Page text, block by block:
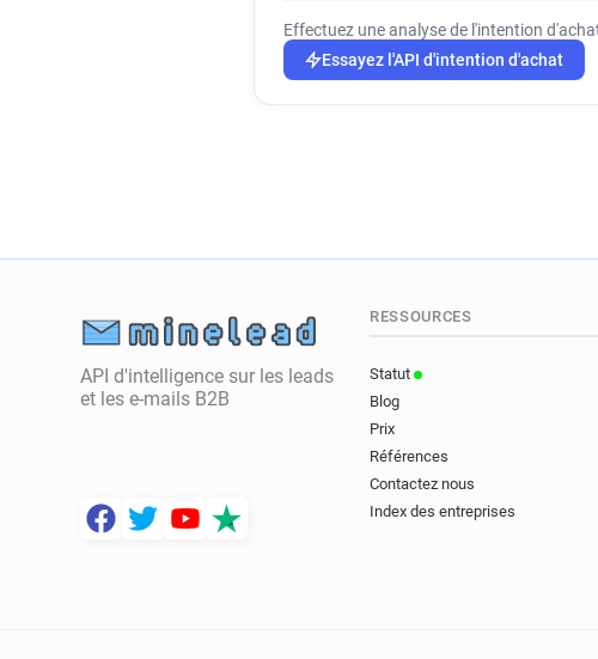
Effectuez une analyse de l'intention
Essayez l'API d'intention d'achat
API d'intelligence sur les leads
et les e-mails B2B
RESSOURCES
Statut
Blog
Prix
Références
Contactez nous
Index des entreprises